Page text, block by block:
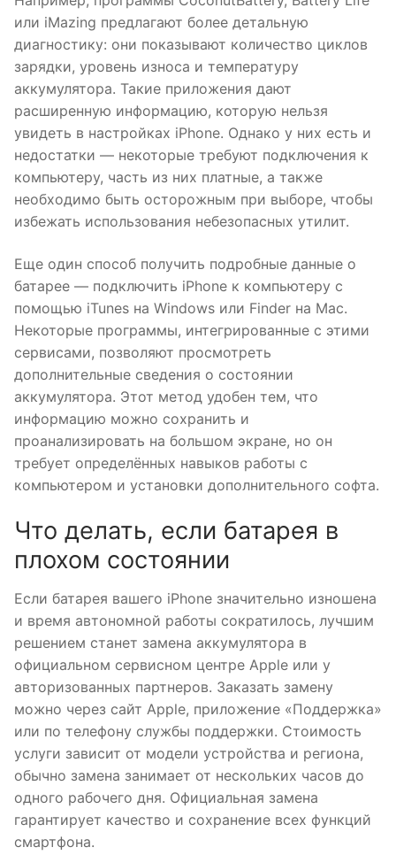
или iMazing предлагают более детальную
диагностику: они показывают количество циклов
зарядки, уровень износа и температуру
аккумулятора. Такие приложения дают
расширенную информацию, которую нельзя
увидеть в настройках iPhone. Однако у них есть и
недостатки — некоторые требуют подключения к
компьютеру, часть из них платные, а также
необходимо быть осторожным при выборе, чтобы
избежать использования небезопасных утилит.
Еще один способ получить подробные данные о
батарее — подключить iPhone к компьютеру с
помощью iTunes на Windows или Finder на Mac.
Некоторые программы, интегрированные с этими
сервисами, позволяют просмотреть
дополнительные сведения о состоянии
аккумулятора. Этот метод удобен тем, что
информацию можно сохранить и
проанализировать на большом экране, но он
требует определённых навыков работы с
компьютером и установки дополнительного софта.
Что делать, если батарея в
плохом состоянии
Если батарея вашего iPhone значительно изношена
и время автономной работы сократилось, лучшим
решением станет замена аккумулятора в
официальном сервисном центре Apple или у
авторизованных партнеров. Заказать замену
можно через сайт Apple, приложение «Поддержка»
или по телефону службы поддержки. Стоимость
услуги зависит от модели устройства и региона,
обычно замена занимает от нескольких часов до
одного рабочего дня. Официальная замена
гарантирует качество и сохранение всех функций
смартфона.